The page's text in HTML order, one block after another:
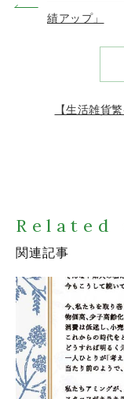
績アップ」
【生活雑貨
関連記事